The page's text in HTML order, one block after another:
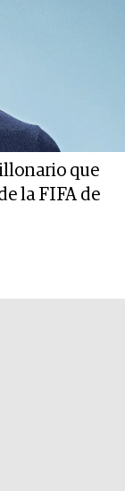
que
la FIFA de